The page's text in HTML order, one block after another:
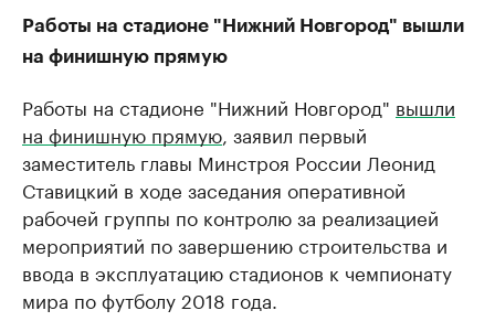
Работы на стадионе "Нижний Новгород" вышли
на финишную прямую
Работы на стадионе "Нижний Новгород" вышли
на финишную прямую , заявил первый
заместитель главы Минстроя России Леонид
Ставицкий в ходе заседания оперативной
рабочей группы по контролю за реализацией
мероприятий по завершению строительства и
ввода в эксплуатацию стадионов к чемпионату
мира по футболу 2018 года.